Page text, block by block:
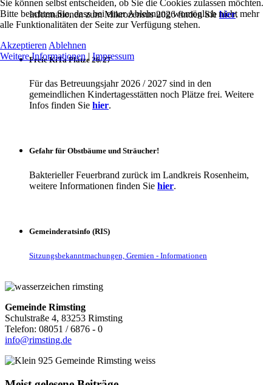
Informationen zum Mikrozensus 2026 finden Siehier.
Freie KiTa Plätze 26/27
Für das Betreuungsjahr 2026 / 2027 sind in den
gemeindlichen Kindertagesstätten noch Plätze frei. Weitere
Infos finden Sie hier.
Gefahr für Obstbäume und Sträucher!
Bakterieller Feuerbrand zurück im Landkreis Rosenheim,
weitere Informationen finden Sie hier.
Gemeinderatsinfo (RIS)
Sitzungsbekanntmachungen, Gremien - Informationen
Gemeinde Rimsting
Schulstraße 4, 83253 Rimsting
Telefon: 08051 / 6876 - 0
info@rimsting.de
Sie können selbst entscheiden, ob Sie die Cookies zulassen möchten.
Bitte beachten Sie, dass bei einer Ablehnung womöglich nicht mehr
alle Funktionalitäten der Seite zur Verfügung stehen.
Akzeptieren Ablehnen
Weitere Informationen |Impressum